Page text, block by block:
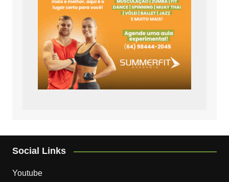
Social Links
Youtube